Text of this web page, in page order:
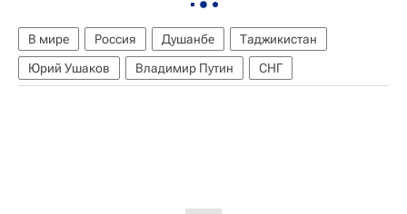
В мире Россия Душанбе
Таджикистан
Юрий Ушаков
Владимир Путин СНГ